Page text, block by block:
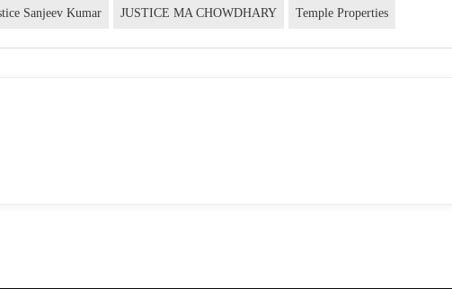
Sanjeev Kumar JUSTICE MA CHOWDHARY Temple Properties